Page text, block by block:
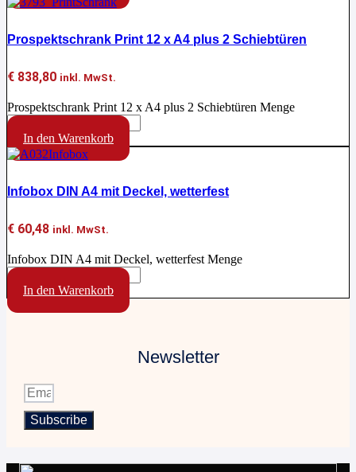
Prospektschrank Print 12 x A4 plus 2 Schiebtüren
€ 838,80 inkl. MwSt.
Prospektschrank Print 12 x A4 plus 2 Schiebtüren Menge
In den Warenkorb
Infobox DIN A4 mit Deckel, wetterfest
€ 60,48 inkl. MwSt.
Infobox DIN A4 mit Deckel, wetterfest Menge
In den Warenkorb
Newsletter
Subscribe